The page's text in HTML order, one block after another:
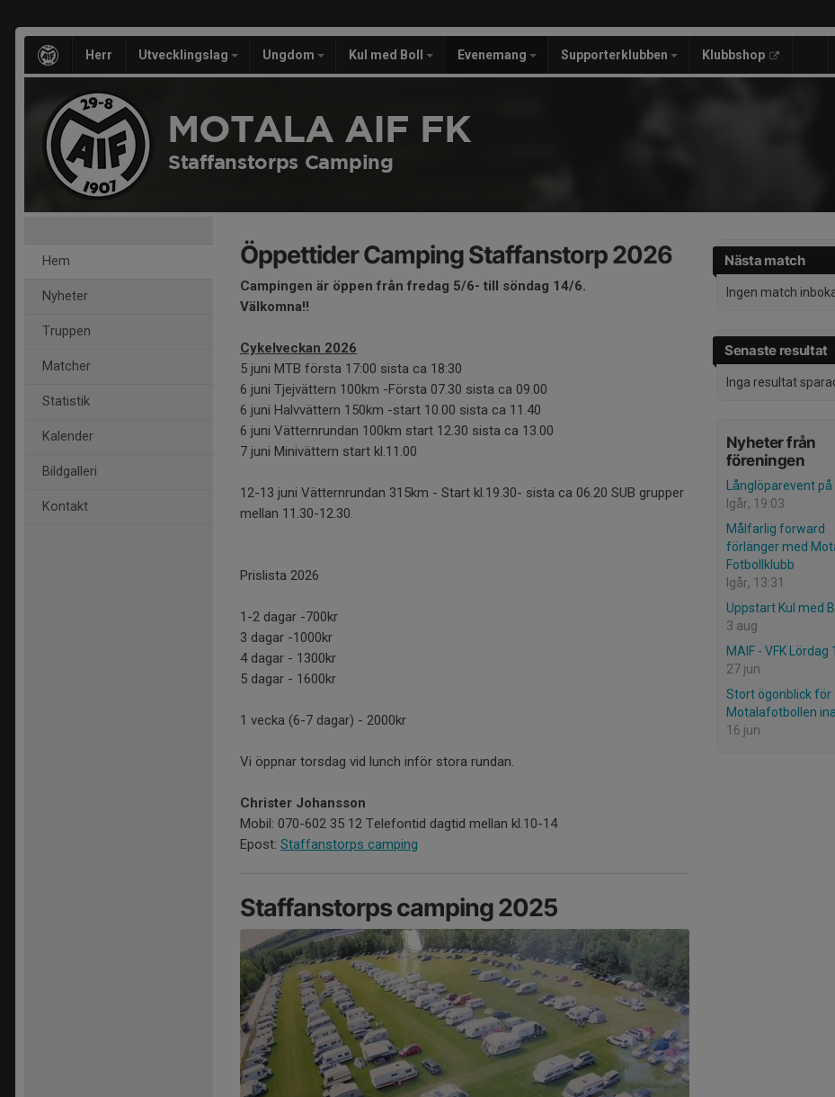
Herr Utvecklingslag Ungdom Kul med Boll Evenemang Supporterklubben Klubbshop
MOTALA AIF FK
Staffanstorps Camping
Hem
Nyheter
Truppen
Matcher
Statistik
Kalender
Bildgalleri
Kontakt
Nästa match
Ingen match
Senaste resultat
Inga resultat
Nyheter från
föreningen
Långlöparevent på
Igår, 19:03
Målfarlig forward
förlänger med
Fotbollklubb
Igår, 13:31
Uppstart Kul med
3 aug
MAIF - VFK Lördag
27 jun
Stort ögonblick för
Motalafotbollen
16 jun
Öppettider Camping Staffanstorp 2026
Campingen är öppen från fredag 5/6- till söndag 14/6.
Välkomna!!
Cykelveckan 2026
5 juni MTB första 17:00 sista ca 18:30
6 juni Tjejvättern 100km -Första 07.30 sista ca 09.00
6 juni Halvvättern 150km -start 10.00 sista ca 11.40
6 juni Vätternrundan 100km start 12.30 sista ca 13.00
7 juni Minivättern start kl.11.00
12-13 juni Vätternrundan 315km - Start kl.19.30- sista ca 06.20 SUB grupper
mellan 11.30-12.30.
Prislista 2026
1-2 dagar -700kr
3 dagar -1000kr
4 dagar - 1300kr
5 dagar - 1600kr
1 vecka (6-7 dagar) - 2000kr
Vi öppnar torsdag vid lunch inför stora rundan.
Christer Johansson
Mobil: 070-602 35 12 Telefontid dagtid mellan kl.10-14
Epost: Staffanstorps camping
Staffanstorps camping 2025